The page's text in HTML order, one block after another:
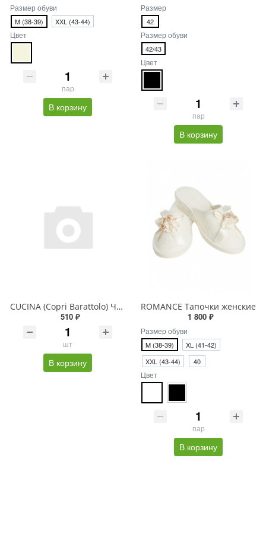
Размер обуви
M (38-39) XХL (43-44)
Цвет
пар
В корзину
Размер
42
Размер обуви
42/43
Цвет
пар
В корзину
CUCINA (Copri Barattolo) Чехол для крышки банки
510 ₽
шт
В корзину
ROMANCE Тапочки женские
1 800 ₽
Размер обуви
M (38-39)
XL (41-42)
XХL (43-44)
40
Цвет
пар
В корзину